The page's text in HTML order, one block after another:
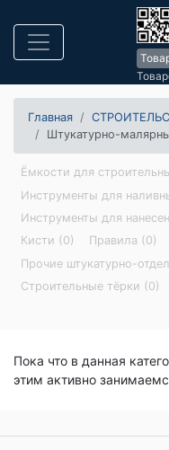
Главная
Штукатурно-
Ёмкости для
Инструменты для
Инструменты для
Кисти (0)
Правила (0)
Прочие штукатурно-
Строительные тёрки (0)
Пока что в данная
этим активно